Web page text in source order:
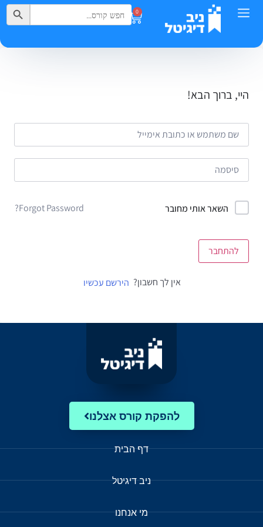
0
Search
for:
Search Button
היי, ברוך הבא!
השאר אותי מחובר Forgot Password?
להתחבר
אין לך חשבון? הירשם עכשיו
להפקת קורס אצלנו
דף הבית
ניב דיגיטל
מי אנחנו